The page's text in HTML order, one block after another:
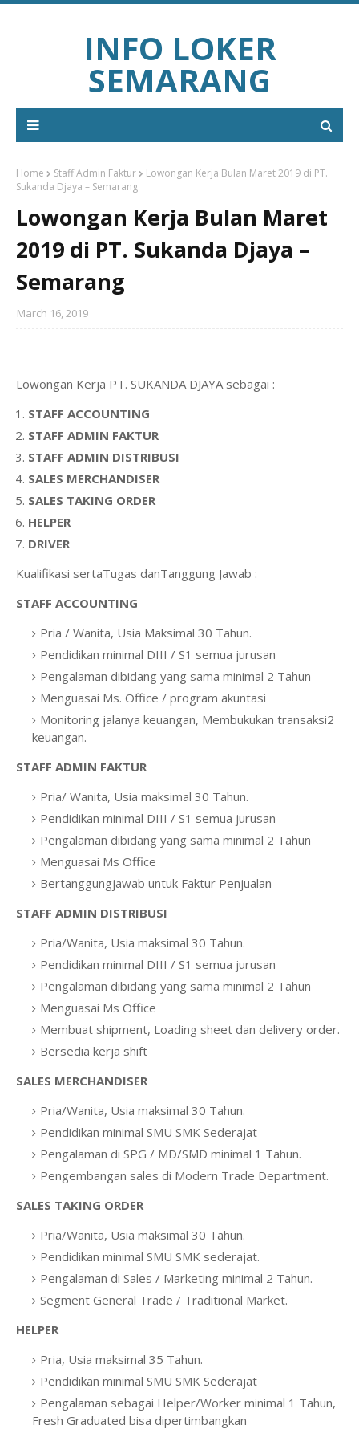
INFO LOKER
SEMARANG
Home Staff Admin Faktur
Lowongan Kerja Bulan Maret 2019 di PT.
Sukanda Djaya – Semarang
Lowongan Kerja Bulan Maret
2019 di PT. Sukanda Djaya –
Semarang
March 16, 2019
Lowongan Kerja PT. SUKANDA DJAYA sebagai :
STAFF ACCOUNTING
STAFF ADMIN FAKTUR
STAFF ADMIN DISTRIBUSI
SALES MERCHANDISER
SALES TAKING ORDER
HELPER
DRIVER
Kualifikasi sertaTugas danTanggung Jawab :
STAFF ACCOUNTING
Pria / Wanita, Usia Maksimal 30 Tahun.
Pendidikan minimal DIII / S1 semua jurusan
Pengalaman dibidang yang sama minimal 2 Tahun
Menguasai Ms. Office / program akuntasi
Monitoring jalanya keuangan, Membukukan transaksi2
keuangan.
STAFF ADMIN FAKTUR
Pria/ Wanita, Usia maksimal 30 Tahun.
Pendidikan minimal DIII / S1 semua jurusan
Pengalaman dibidang yang sama minimal 2 Tahun
Menguasai Ms Office
Bertanggungjawab untuk Faktur Penjualan
STAFF ADMIN DISTRIBUSI
Pria/Wanita, Usia maksimal 30 Tahun.
Pendidikan minimal DIII / S1 semua jurusan
Pengalaman dibidang yang sama minimal 2 Tahun
Menguasai Ms Office
Membuat shipment, Loading sheet dan delivery order.
Bersedia kerja shift
SALES MERCHANDISER
Pria/Wanita, Usia maksimal 30 Tahun.
Pendidikan minimal SMU SMK Sederajat
Pengalaman di SPG / MD/SMD minimal 1 Tahun.
Pengembangan sales di Modern Trade Department.
SALES TAKING ORDER
Pria/Wanita, Usia maksimal 30 Tahun.
Pendidikan minimal SMU SMK sederajat.
Pengalaman di Sales / Marketing minimal 2 Tahun.
Segment General Trade / Traditional Market.
HELPER
Pria, Usia maksimal 35 Tahun.
Pendidikan minimal SMU SMK Sederajat
Pengalaman sebagai Helper/Worker minimal 1 Tahun,
Fresh Graduated bisa dipertimbangkan